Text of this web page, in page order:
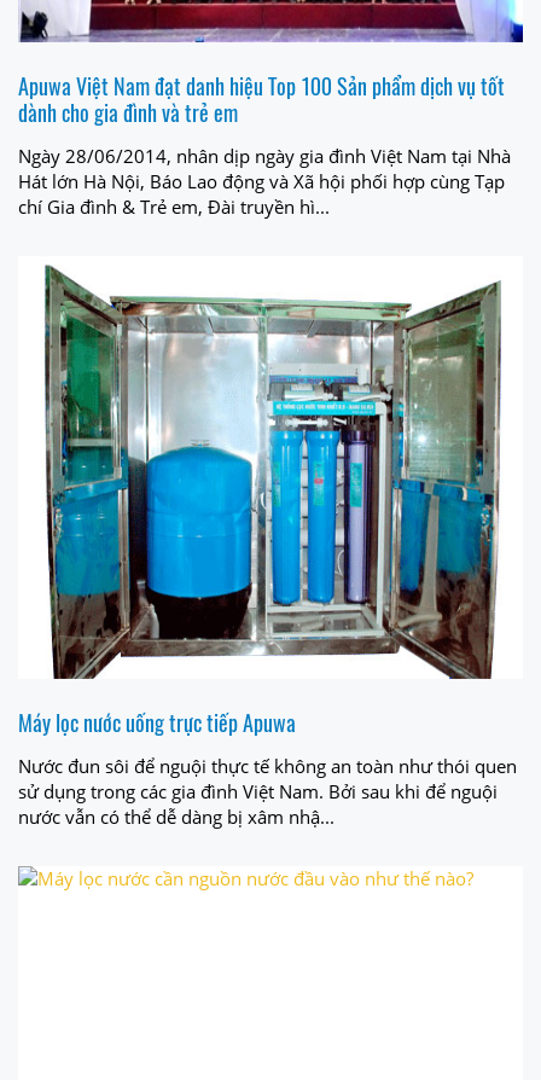
Apuwa Việt Nam đạt danh hiệu Top 100 Sản phẩm dịch vụ tốt
dành cho gia đình và trẻ em
Ngày 28/06/2014, nhân dịp ngày gia đình Việt Nam tại Nhà
Hát lớn Hà Nội, Báo Lao động và Xã hội phối hợp cùng Tạp
chí Gia đình & Trẻ em, Đài truyền hì...
Máy lọc nước uống trực tiếp Apuwa
Nước đun sôi để nguội thực tế không an toàn như thói quen
sử dụng trong các gia đình Việt Nam. Bởi sau khi để nguội
nước vẫn có thể dễ dàng bị xâm nhậ...